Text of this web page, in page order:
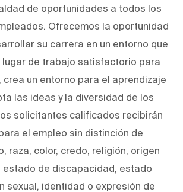
de oportunidades a todos los
Ofrecemos la oportunidad
su carrera en un entorno que
lugar de trabajo satisfactorio para
crea un entorno para el aprendizaje
las ideas y la diversidad de los
solicitantes calificados recibirán
el empleo sin distinción de
raza, color, credo, religión, origen
estado de discapacidad, estado
sexual, identidad o expresión de